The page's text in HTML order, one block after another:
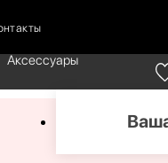
Аксессуары